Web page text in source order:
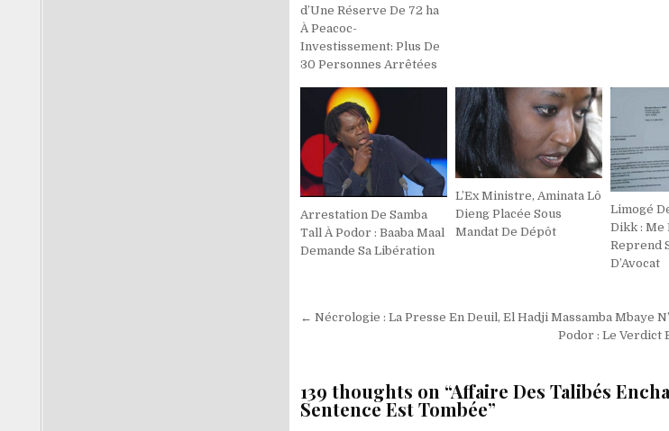
d’Une Réserve De 72 ha
À Peacoc-
Investissement: Plus De
30 Personnes Arrêtées
Arrestation De Samba
Tall À Podor : Baaba Maal
Demande Sa Libération
L’Ex Ministre, Aminata Lô
Dieng Placée Sous
Mandat De Dépôt
Limogé
Dikk : Me
Reprend
D’Avocat
Navigation
← Nécrologie : La Presse En Deuil, El Hadji Massamba Mbaye
Podor : Le Verdict
139 thoughts on “Affaire Des Talibés
Sentence Est Tombée”